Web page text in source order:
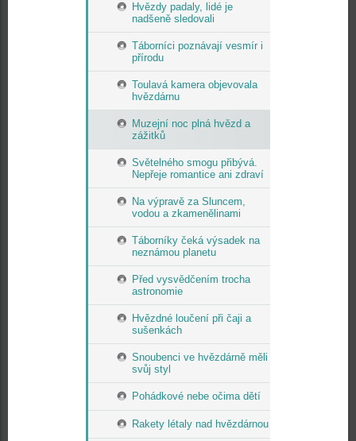
Hvězdy padaly, lidé je
nadšeně sledovali
Táborníci poznávají vesmír i
přírodu
Toulavá kamera objevovala
hvězdárnu
Muzejní noc plná hvězd a
zážitků
Světelného smogu přibývá.
Nepřeje romantice ani zdraví
Na výpravě za Sluncem,
vodou a zkamenělinami
Táborníky čeká výsadek na
neznámou planetu
Před vysvědčením trocha
astronomie
Hvězdné loučení při čaji a
sušenkách
Snoubenci ve hvězdárně měli
svůj styl
Pohádkové nebe očima dětí
Rakety létaly nad hvězdárnou